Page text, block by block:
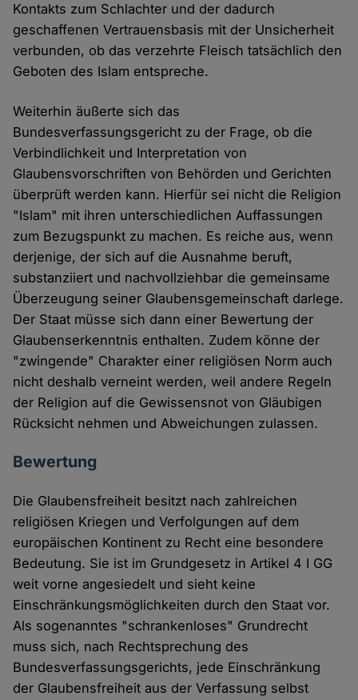
Kontakts zum Schlachter und der dadurch
geschaffenen Vertrauensbasis mit der Unsicherheit
verbunden, ob das verzehrte Fleisch tatsächlich den
Geboten des Islam entspreche.
Weiterhin äußerte sich das
Bundesverfassungsgericht zu der Frage, ob die
Verbindlichkeit und Interpretation von
Glaubensvorschriften von Behörden und Gerichten
überprüft werden kann. Hierfür sei nicht die Religion
"Islam" mit ihren unterschiedlichen Auffassungen
zum Bezugspunkt zu machen. Es reiche aus, wenn
derjenige, der sich auf die Ausnahme beruft,
substanziiert und nachvollziehbar die gemeinsame
Überzeugung seiner Glaubensgemeinschaft darlege.
Der Staat müsse sich dann einer Bewertung der
Glaubenserkenntnis enthalten. Zudem könne der
"zwingende" Charakter einer religiösen Norm auch
nicht deshalb verneint werden, weil andere Regeln
der Religion auf die Gewissensnot von Gläubigen
Rücksicht nehmen und Abweichungen zulassen.
Bewertung
Die Glaubensfreiheit besitzt nach zahlreichen
religiösen Kriegen und Verfolgungen auf dem
europäischen Kontinent zu Recht eine besondere
Bedeutung. Sie ist im Grundgesetz in Artikel 4 I GG
weit vorne angesiedelt und sieht keine
Einschränkungsmöglichkeiten durch den Staat vor.
Als sogenanntes "schrankenloses" Grundrecht
muss sich, nach Rechtsprechung des
Bundesverfassungsgerichts, jede Einschränkung
der Glaubensfreiheit aus der Verfassung selbst